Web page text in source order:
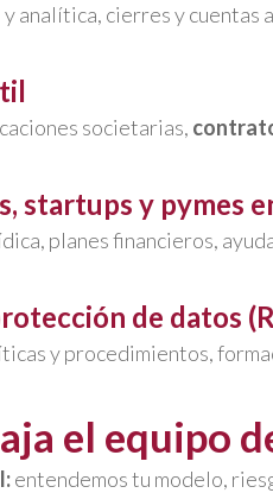
analítica, cierres y cuentas
societarias,
startups y pymes
planes financieros,
de datos
y procedimientos,
el equipo
entendemos tu modelo,